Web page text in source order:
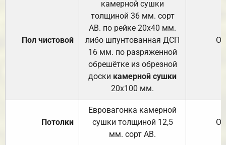
Пол чистовой
камерной сушки
толщиной 36 мм. сорт
АВ. по рейке 20х40 мм.
либо шпунтованная ДСП
16 мм. по разряженной
обрешётке из обрезной
доски камерной сушки
20х100 мм.
Потолки
Евровагонка камерной
сушки толщиной 12,5
мм. сорт АВ.